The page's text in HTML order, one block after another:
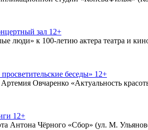
зал 12+
люди» к 100-летию актера театра и
беседы» 12+
Овчаренко «Актуальность
12+
Антона Чёрного «Сбор» (ул. М.